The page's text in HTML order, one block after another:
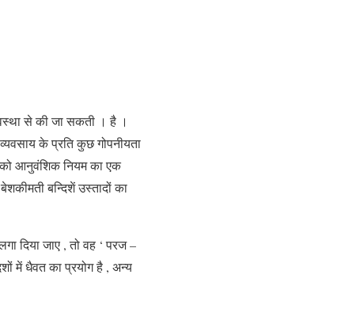
से की जा सकती । है ।
के प्रति कुछ गोपनीयता
को आनुवंशिक नियम का एक
बन्दिशें उस्तादों का
दिया जाए , तो वह ‘ परज –
में धैवत का प्रयोग है , अन्य